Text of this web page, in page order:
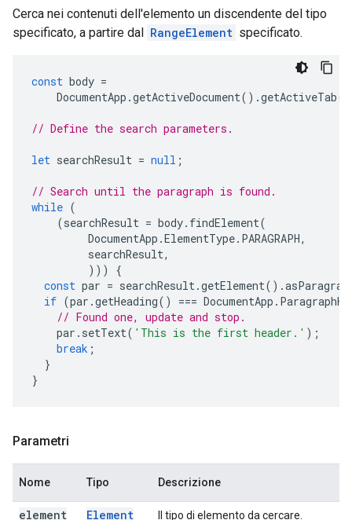
Cerca nei contenuti dell'elemento un discendente del tipo
specificato, a partire dal RangeElement specificato.
const body =
DocumentApp .getActiveDocument().getActiveTab
// Define the search parameters.
let searchResult = null ;
// Search until the paragraph is found.
while (
(searchResult = body. findElement(
DocumentApp .ElementType. PARAGRAPH,
searchResult,
)))
{
const par = searchResult.getElement().
if (par .getHeading() === DocumentApp .
// Found one, update and stop.
par . setText( 'This is the first header.' );
break ;
}
}
Parametri
Nome Tipo Descrizione
element Element Il tipo di elemento da cercare.